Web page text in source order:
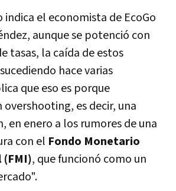
el economista de EcoGo
aunque se potenció con
tasas, la caída de estos
hace varias
que eso es porque
es decir, una
en enero a los rumores de una
con el Fondo Monetario
, que funcionó como un